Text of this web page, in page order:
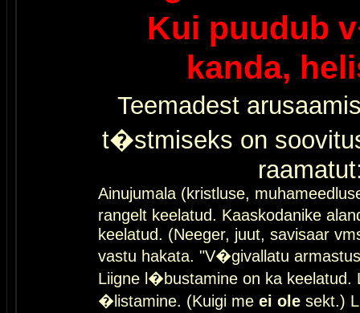
Kui puudub
kanda,
Teemadest
t�stmiseks on
Ainujumala (kristluse,
rangelt keelatud. Kaaskodanike
keelatud. (Neeger, juut, savisaar
vastu hakata. "V�givallatu
Liigne l�bustamine on ka keelatud.
�listamine. (Kuigi me ei ole sekt.)